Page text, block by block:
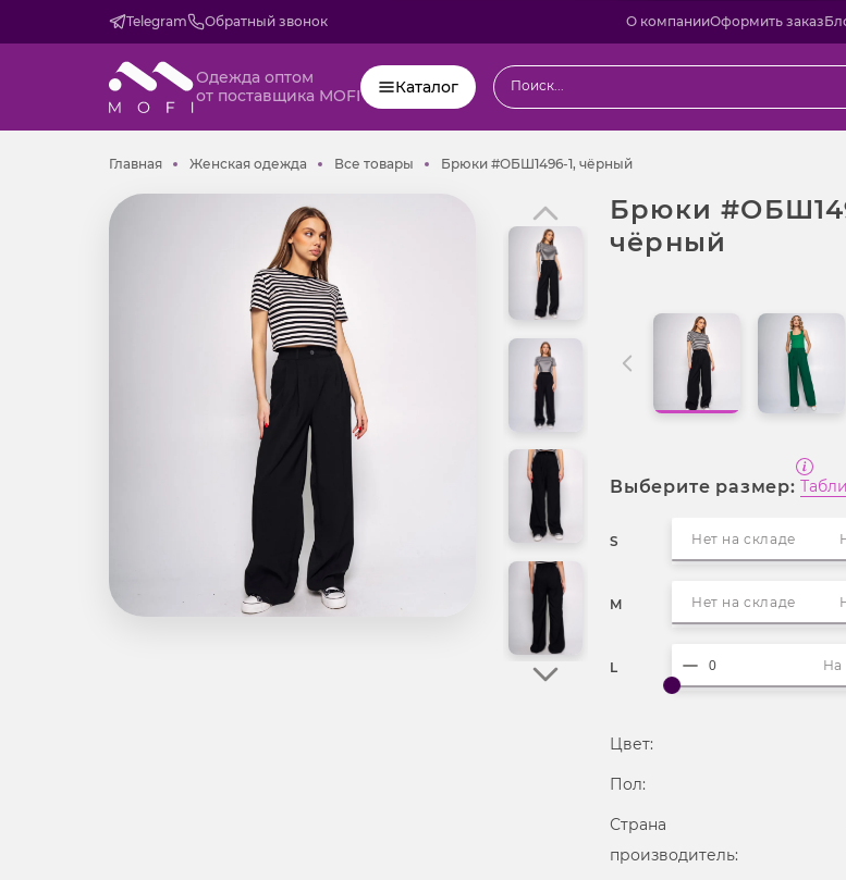
Telegram Обратный звонок О компанииОформить заказ
Одежда оптом
от поставщика MOFI
Каталог
ГлавнаяГлавнаяЖенская одежда Женская одежда
Все товары Все товары
Брюки #ОБШ1496-1, чёрныйБрюки #ОБШ1496-1, чёрный
Брюки
чёрный
Выберите размер:
S Нет на складе
M Нет на складе
L На
Цвет:
Пол:
Страна
производитель: